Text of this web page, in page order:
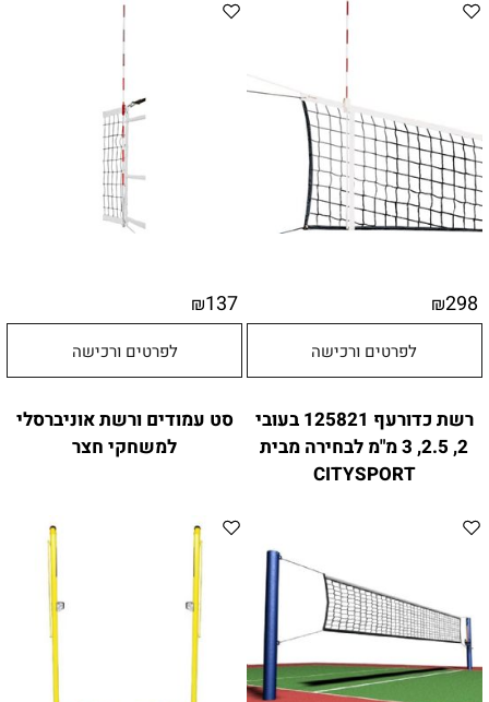
₪298
לפרטים ורכישה
₪137
לפרטים ורכישה
רשת כדורעף 125821 בעובי
2, 2.5, 3 מ"מ לבחירה מבית
CITYSPORT
סט עמודים ורשת אוניברסלי
למשחקי חצר